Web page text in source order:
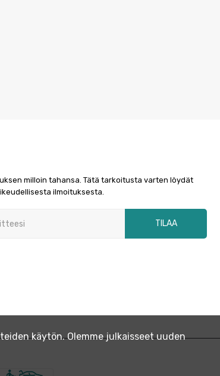
milloin tahansa. Tätä tarkoitusta varten löydät
ilmoituksesta.
TILAA
käytön. Olemme julkaisseet uuden